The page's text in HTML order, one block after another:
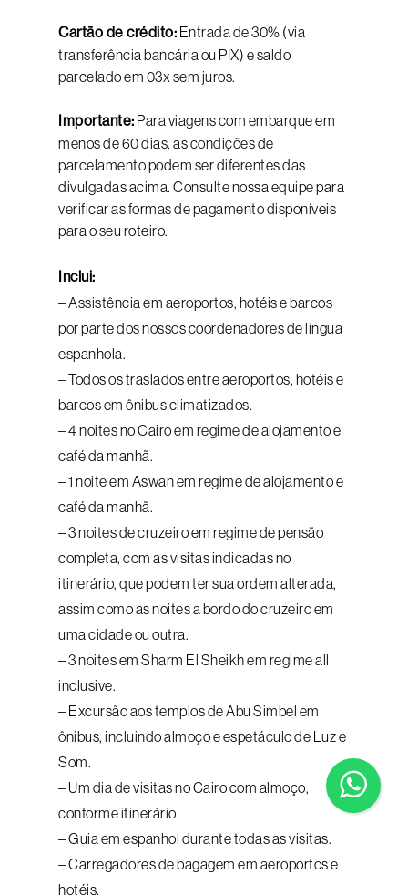
Cartão de crédito: Entrada de 30% (via
transferência bancária ou PIX) e saldo
parcelado em 03x sem juros.
Importante: Para viagens com embarque em
menos de 60 dias, as condições de
parcelamento podem ser diferentes das
divulgadas acima. Consulte nossa equipe para
verificar as formas de pagamento disponíveis
para o seu roteiro.
Inclui:
– Assistência em aeroportos, hotéis e barcos
por parte dos nossos coordenadores de língua
espanhola.
– Todos os traslados entre aeroportos, hotéis e
barcos em ônibus climatizados.
– 4 noites no Cairo em regime de alojamento e
café da manhã.
– 1 noite em Aswan em regime de alojamento e
café da manhã.
– 3 noites de cruzeiro em regime de pensão
completa, com as visitas indicadas no
itinerário, que podem ter sua ordem alterada,
assim como as noites a bordo do cruzeiro em
uma cidade ou outra.
– 3 noites em Sharm El Sheikh em regime all
inclusive.
– Excursão aos templos de Abu Simbel em
ônibus, incluindo almoço e espetáculo de Luz e
Som.
– Um dia de visitas no Cairo com almoço,
conforme itinerário.
– Guia em espanhol durante todas as visitas.
– Carregadores de bagagem em aeroportos e
hotéis.